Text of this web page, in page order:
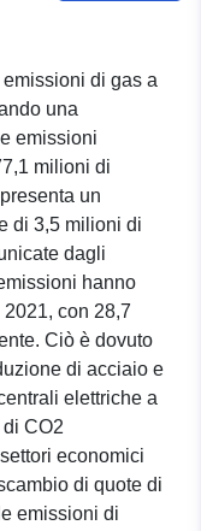
di gas a
una
emissioni
milioni di
un
di 3,5 milioni di
dagli
hanno
con 28,7
Ciò è dovuto
di acciaio e
elettriche a
CO2
economici
di quote di
emissioni di